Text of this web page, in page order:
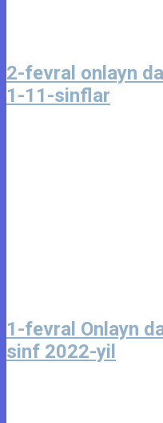
2-fevral onlayn
1-11-sinflar
1-fevral Onlayn
sinf 2022-yil